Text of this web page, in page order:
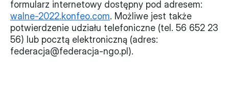
Edycja 2024
Laureaci
walne-2022.konfeo.com. Możliwe jest także
potwierdzenie udziału telefoniczne (tel. 56 652 23
56) lub pocztą elektroniczną (adres:
federacja@federacja-ngo.pl).